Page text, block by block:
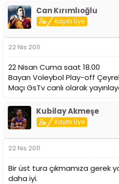
u
y
u
B
a
ş
l
a
t
a
n
a
n
ı
t
a
r
i
h
Can Kırımlıoğlu
Kayıtlı Üye
22 Nis 2011
22 Nisan Cuma saat 18.00
Bayan Voleybol Play-off
Maçı GsTv canlı olarak
Kubilay Akmeşe
Kayıtlı Üye
22 Nis 2011
Bir üst tura çıkmamıza gerek
daha iyi.